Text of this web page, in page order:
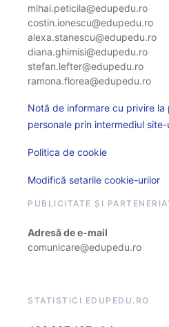
mihai.peticila@edupedu.ro
costin.ionescu@edupedu.ro
alexa.stanescu@edupedu.ro
diana.ghimisi@edupedu.ro
stefan.lefter@edupedu.ro
ramona.florea@edupedu.ro
Notă de informare cu privire
personale prin intermediul site-
Politica de cookie
Modifică setarile cookie-urilor
PUBLICITATE ȘI
Adresă de e-mail
comunicare@edupedu.ro
STATISTICI EDUPEDU.RO